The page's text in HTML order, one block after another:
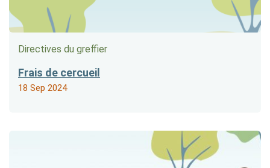
Directives du greffier
Frais de cercueil
18 Sep 2024